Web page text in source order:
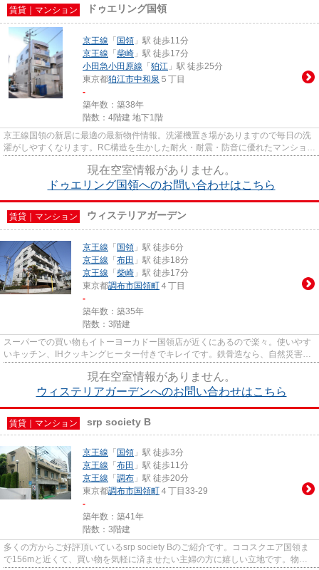
賃貸｜マンション ドゥエリング国領
京王線 「 国領 」駅 徒歩11分
京王線 「 柴崎 」駅 徒歩17分
小田急小田原線 「 狛江 」駅 徒歩25分
東京都狛江市中和泉 ５丁目
-
築年数：築38年
階数：4階建 地下1階
京王線国領の新居に最適の最新物件情報。洗濯機置き場がありますので毎日の洗
濯がしやすくなります。RC構造を生かした耐火・耐震・防音に優れたマンショ
現在空室情報がありません。
ドゥエリング国領へのお問い合わせはこちら
賃貸｜マンション ウィステリアガーデン
京王線 「 国領 」駅 徒歩6分
京王線 「 布田 」駅 徒歩18分
京王線 「 柴崎 」駅 徒歩17分
東京都調布市国領町 ４丁目
-
築年数：築35年
階数：3階建
スーパーでの買い物もイトーヨーカドー国領店が近くにあるので楽々。使いやす
いキッチン、IHクッキングヒーター付きでキレイです。鉄骨造なら、自然災害時
現在空室情報がありません。
ウィステリアガーデンへのお問い合わせはこちら
賃貸｜マンション srp society B
京王線 「 国領 」駅 徒歩3分
京王線 「 布田 」駅 徒歩11分
京王線 「 調布 」駅 徒歩20分
東京都調布市国領町 ４丁目33-29
-
築年数：築41年
階数：3階建
多くの方からご好評頂いているsrp society Bのご紹介です。ココスクエア国領ま
で156mと近くて、買い物を気軽に済ませたい主婦の方に嬉しい立地です。物件